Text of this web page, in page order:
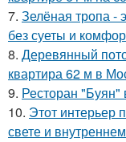
7. Зелёная тропа -
без суеты и
8. Деревянный
квартира 62 м в
9. Ресторан "Буян"
10. Этот интерьер
свете и